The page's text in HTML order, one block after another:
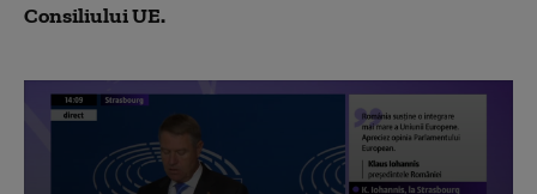
Consiliului UE.